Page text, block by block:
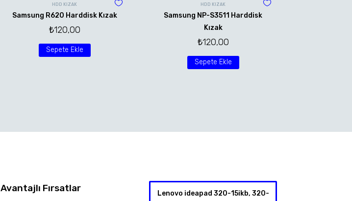
HDD KIZAK
Samsung R620 Harddisk Kızak
₺120,00
Sepete Ekle
HDD KIZAK
Samsung NP-S3511 Harddisk
Kızak
₺120,00
Sepete Ekle
Avantajlı Fırsatlar
Lenovo ideapad 320-15ikb, 320-